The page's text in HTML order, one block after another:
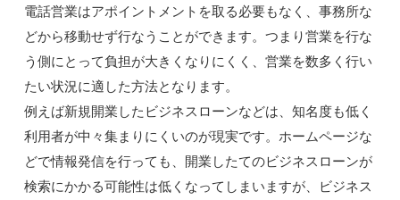
電話営業はアポイントメントを取る必要もなく、事務所な
どから移動せず行なうことができます。つまり営業を行な
う側にとって負担が大きくなりにくく、営業を数多く行い
たい状況に適した方法となります。
例えば新規開業したビジネスローンなどは、知名度も低く
利用者が中々集まりにくいのが現実です。ホームページな
どで情報発信を行っても、開業したてのビジネスローンが
検索にかかる可能性は低くなってしまいますが、ビジネス